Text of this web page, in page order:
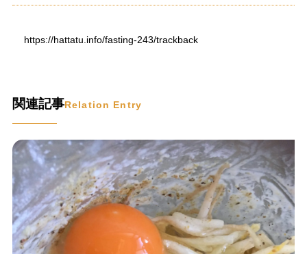
https://hattatu.info/fasting-243/trackback
関連記事Relation Entry